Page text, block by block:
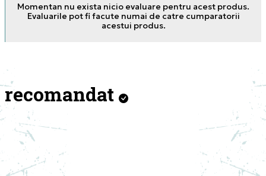
Momentan nu exista nicio evaluare pentru acest produs.
Evaluarile pot fi facute numai de catre cumparatorii
acestui produs.
recomandat